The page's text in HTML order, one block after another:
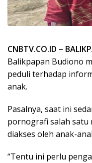
CNBTV.CO.ID –
Balikpapan Budiono
peduli terhadap
anak.
Pasalnya, saat ini
pornografi salah satu
diakses oleh anak-
“Tentu ini perlu